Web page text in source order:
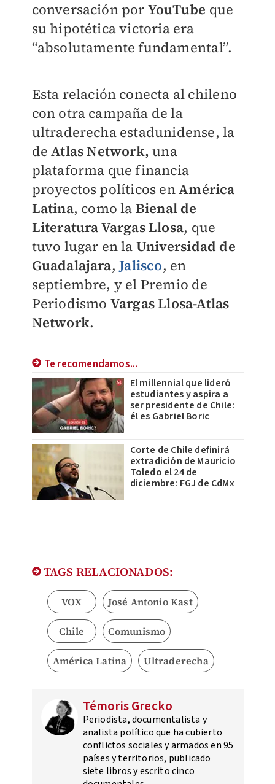
conversación por YouTube que
su hipotética victoria era
“absolutamente fundamental”.
Esta relación conecta al chileno
con otra campaña de la
ultraderecha estadunidense, la
deAtlas Network, una
plataforma que financia
proyectos políticos enAmérica
Latina, como la Bienal de
Literatura Vargas Llosa, que
tuvo lugar en la Universidad de
Guadalajara,Jalisco, en
septiembre, y el Premio de
Periodismo Vargas Llosa-Atlas
Network.
Te recomendamos...
El millennial que lideró
estudiantes y aspira a
ser presidente de Chile:
él es Gabriel Boric
Corte de Chile definirá
extradición de Mauricio
Toledo el 24 de
diciembre: FGJ de CdMx
TAGS RELACIONADOS:
VOX José Antonio Kast
Chile Comunismo
América Latina Ultraderecha
Témoris Grecko
Periodista, documentalista y
analista político que ha cubierto
conflictos sociales y armados en 95
países y territorios, publicado
siete libros y escrito cinco